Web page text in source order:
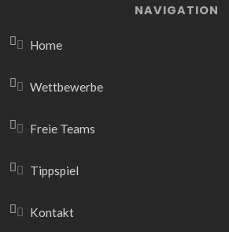
NAVIGATION
Home
Wettbewerbe
Freie Teams
Tippspiel
Kontakt